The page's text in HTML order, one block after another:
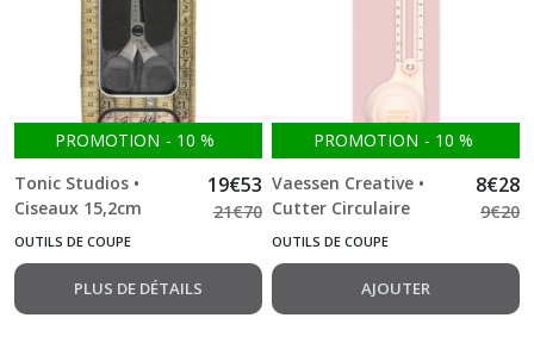
PROMOTION - 10 %
Tonic Studios •
Ciseaux 15,2cm
titanium Lame de 6
19€53
21€70
OUTILS DE COUPE
PLUS DE DÉTAILS
PROMOTION - 10 %
Vaessen Creative •
Cutter Circulaire
Ø32cm 3 Lames de
8€28
9€20
OUTILS DE COUPE
AJOUTER